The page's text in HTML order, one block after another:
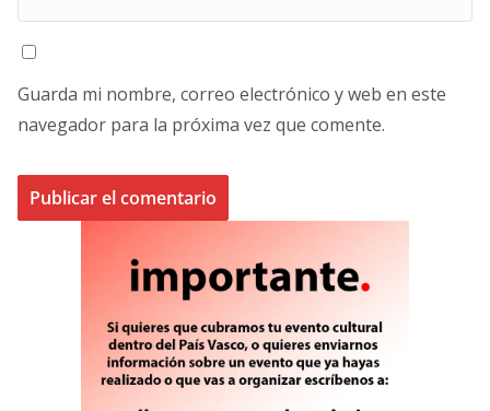
Guarda mi nombre, correo electrónico y web en este
navegador para la próxima vez que comente.